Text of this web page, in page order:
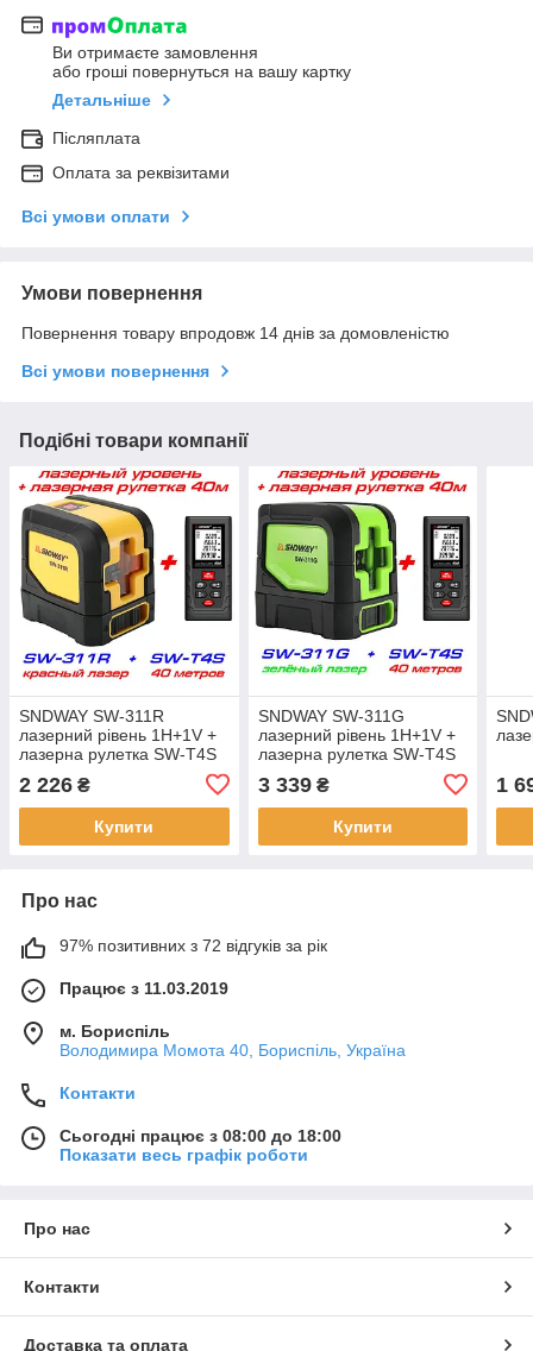
Ви отримаєте замовлення
або гроші повернуться на вашу картку
Детальніше
Післяплата
Оплата за реквізитами
Всі умови оплати
Умови повернення
Повернення товару впродовж 14 днів за домовленістю
Всі умови повернення
Подібні товари компанії
SNDWAY SW-311R
лазерний рівень 1H+1V +
лазерна рулетка SW-T4S
2 226 ₴
Купити
SNDWAY SW-311G
лазерний рівень 1H+1V +
лазерна рулетка SW-T4S
3 339₴
Купити
1
Про нас
97% позитивних з 72 відгуків за рік
Працює з 11.03.2019
м. Бориспіль
Володимира Момота 40, Бориспіль, Україна
Контакти
Сьогодні працює з 08:00 до 18:00
Показати весь графік роботи
Про нас
Контакти
Доставка та оплата